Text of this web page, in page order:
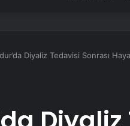
Diyaliz Tedavisi Sonrası